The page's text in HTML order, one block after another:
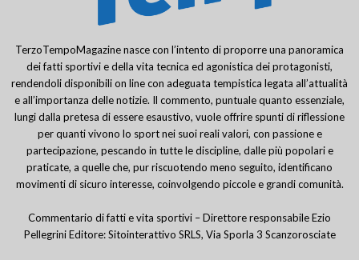
TerzoTempoMagazine nasce con l’intento di proporre una panoramica
dei fatti sportivi e della vita tecnica ed agonistica dei protagonisti,
rendendoli disponibili on line con adeguata tempistica legata all’attualità
e all’importanza delle notizie. Il commento, puntuale quanto essenziale,
lungi dalla pretesa di essere esaustivo, vuole offrire spunti di riflessione
per quanti vivono lo sport nei suoi reali valori, con passione e
partecipazione, pescando in tutte le discipline, dalle più popolari e
praticate, a quelle che, pur riscuotendo meno seguito, identificano
movimenti di sicuro interesse, coinvolgendo piccole e grandi comunità.
Commentario di fatti e vita sportivi – Direttore responsabile Ezio
Pellegrini Editore: Sitointerattivo SRLS, Via Sporla 3 Scanzorosciate